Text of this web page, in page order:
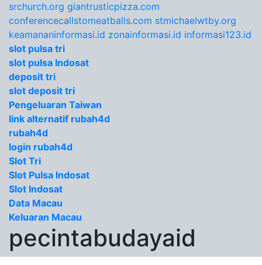
srchurch.org giantrusticpizza.com
conferencecallstomeatballs.com stmichaelwtby.org
keamananinformasi.id zonainformasi.id informasi123.id
slot pulsa tri
slot pulsa Indosat
deposit tri
slot deposit tri
Pengeluaran Taiwan
link alternatif rubah4d
rubah4d
login rubah4d
Slot Tri
Slot Pulsa Indosat
Slot Indosat
Data Macau
Keluaran Macau
pecintabudayaid